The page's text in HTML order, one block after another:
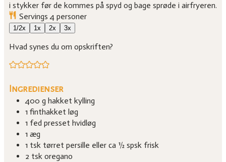
i stykker før de kommes på spyd og bage sprøde i airfryeren.
Servings4 personer
1/2x 1x 2x 3x
Hvad synes du om opskriften?
Ingredienser
400 g hakket kylling
1 finthakket løg
1 fed presset hvidløg
1 æg
1 tsk tørret persille eller ca ½ spsk frisk
2 tsk oregano